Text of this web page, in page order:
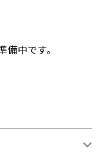
中です。